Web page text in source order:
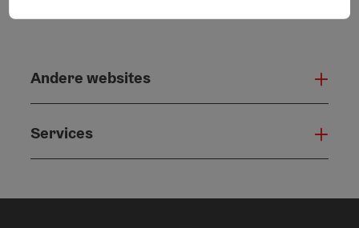
Andere websites
Services